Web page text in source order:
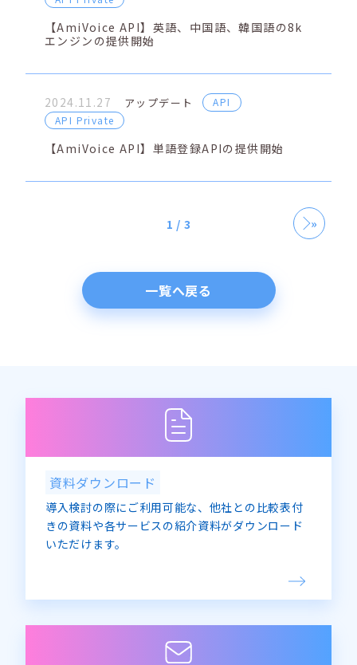
【AmiVoice API】英語、中国語、韓国語の8k
エンジンの提供開始
2024.11.27 アップデート
API
API Private
【AmiVoice API】単語登録APIの提供開始
1 / 3 »
一覧へ戻る
資料ダウンロード
導入検討の際にご利用可能な、他社との比較表付
きの資料や各サービスの紹介資料がダウンロード
いただけます。